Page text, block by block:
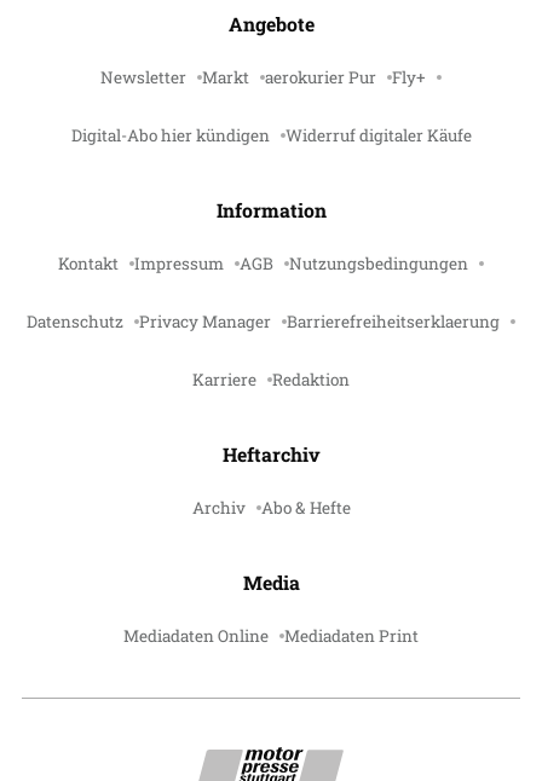
Angebote
Newsletter Markt aerokurier Pur Fly+
Digital-Abo hier kündigen Widerruf digitaler Käufe
Information
Kontakt Impressum AGB Nutzungsbedingungen
Datenschutz Privacy Manager Barrierefreiheitserklaerung
Karriere Redaktion
Heftarchiv
Archiv Abo & Hefte
Media
Mediadaten Online Mediadaten Print